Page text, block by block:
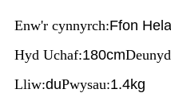
Enw'r cynnyrch:Ffon
Hyd Uchaf:180cm
Lliw:duPwysau:1.4kg